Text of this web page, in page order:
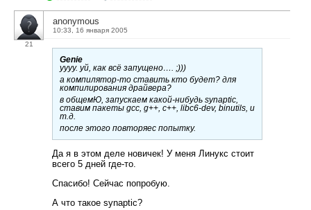
21
anonymous
10:33, 16 января 2005
Genie
уууу. уй, как всё запущено…. ;)))
а компилятор-то ставить кто будет? для
компилирования драйвера?
в общемЮ, запускаем какой-нибудь synaptic,
ставим пакеты gcc, g++, c++, libc6-dev, binutils, и
т.д.
после этого повторяес попытку.
Да я в этом деле новичек! У меня Линукс стоит
всего 5 дней где-то.
Спасибо! Сейчас попробую.
А что такое synaptic?